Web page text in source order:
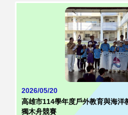
2026/05/20
高雄市114學年度戶外教育與海洋
獨木舟競賽